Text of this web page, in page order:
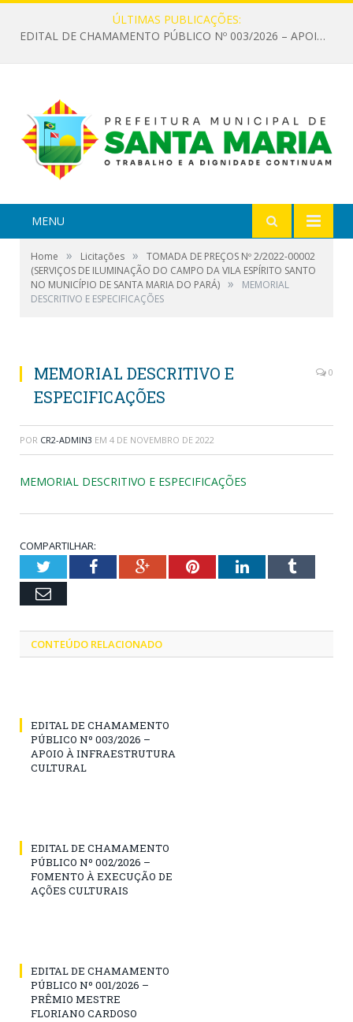
ÚLTIMAS PUBLICAÇÕES:
EDITAL DE CHAMAMENTO PÚBLICO Nº 003/2026 – APOIO À INFRAESTRUTURA CULTURAL
MENU
Home » Licitações »
TOMADA DE PREÇOS Nº 2/2022-00002
(SERVIÇOS DE ILUMINAÇÃO DO CAMPO DA VILA ESPÍRITO SANTO
NO MUNICÍPIO DE SANTA MARIA DO PARÁ) »
MEMORIAL
DESCRITIVO E ESPECIFICAÇÕES
MEMORIAL DESCRITIVO E
ESPECIFICAÇÕES
0
POR CR2-ADMIN3 EM 4 DE NOVEMBRO DE 2022
MEMORIAL DESCRITIVO E ESPECIFICAÇÕES
COMPARTILHAR:
TwitterFacebookGoogle+PinterestLinkedInTumblr
Email
CONTEÚDO RELACIONADO
EDITAL DE CHAMAMENTO
PÚBLICO Nº 003/2026 –
APOIO À INFRAESTRUTURA
CULTURAL
EDITAL DE CHAMAMENTO
PÚBLICO Nº 002/2026 –
FOMENTO À EXECUÇÃO DE
AÇÕES CULTURAIS
EDITAL DE CHAMAMENTO
PÚBLICO Nº 001/2026 –
PRÊMIO MESTRE
FLORIANO CARDOSO